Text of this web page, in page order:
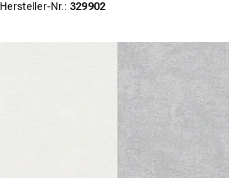
Hersteller-Nr.: 329902